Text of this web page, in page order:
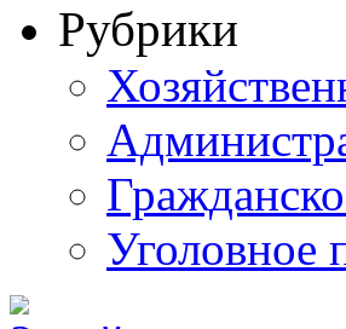
Рубрики
Уголовное